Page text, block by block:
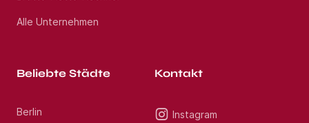
Alle Unternehmen
Beliebte Städte
Berlin
Kontakt
Instagram